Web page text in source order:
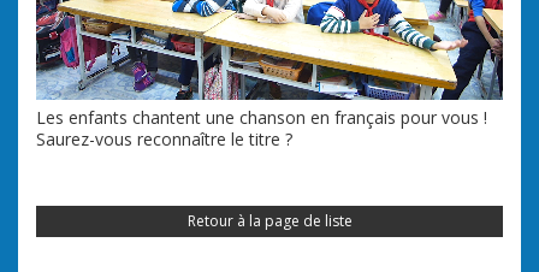
Les enfants chantent une chanson en français pour vous !
Saurez-vous reconnaître le titre ?
Retour à la page de liste